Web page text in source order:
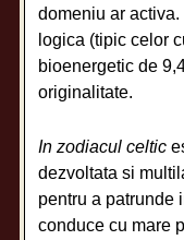
domeniu ar
logica (tipic celor
bioenergetic de
originalitate.
In zodiacul celtic
dezvoltata si
pentru a patrunde
conduce cu mare